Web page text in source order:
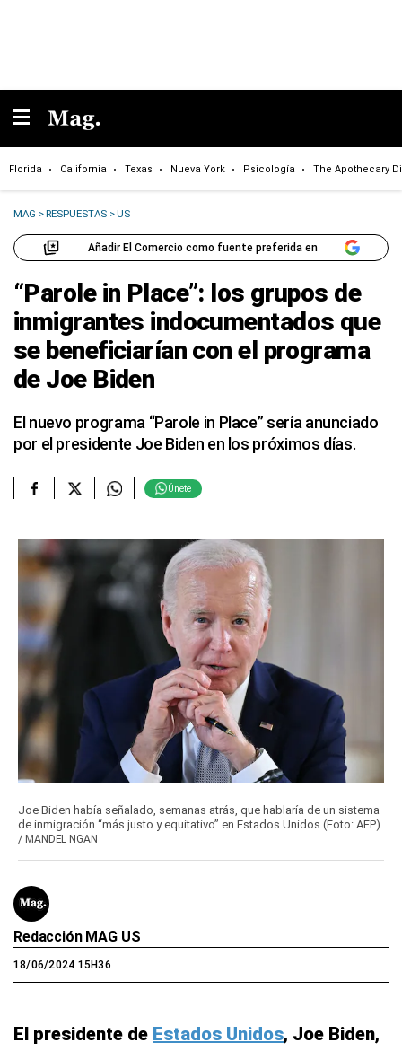
Florida California Texas Nueva York Psicología The Apothecary
MAG >RESPUESTAS >US
Añadir El Comercio como fuente preferida en
“Parole in Place”: los grupos de
inmigrantes indocumentados que
se beneficiarían con el programa
de Joe Biden
El nuevo programa “Parole in Place” sería anunciado
por el presidente Joe Biden en los próximos días.
Únete
Joe Biden había señalado, semanas atrás, que hablaría de un sistema
de inmigración “más justo y equitativo” en Estados Unidos (Foto: AFP)
/ MANDEL NGAN
Redacción MAG US
18/06/2024 15H36
El presidente de Estados Unidos, Joe Biden,